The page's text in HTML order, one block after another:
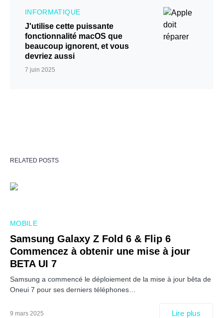
INFORMATIQUE
J'utilise cette puissante
fonctionnalité macOS que
beaucoup ignorent, et vous
devriez aussi
7 juin 2025
RELATED POSTS
MOBILE
Samsung Galaxy Z Fold 6 & Flip 6
Commencez à obtenir une mise à jour
BETA UI 7
Samsung a commencé le déploiement de la mise à jour bêta de
Oneui 7 pour ses derniers téléphones…
9 mars 2025 Lire plus